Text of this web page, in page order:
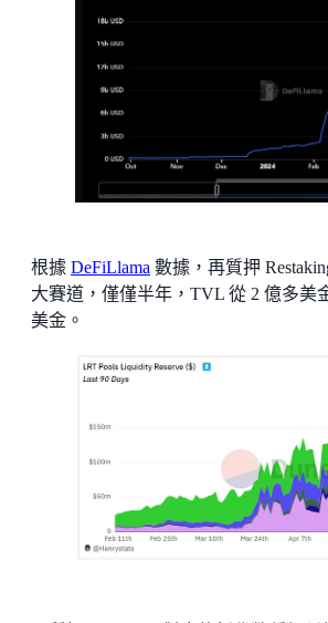
根據 DeFiLlama 數據，再質押
大賽道，僅僅半年，TVL 從 2 億多美
美金。